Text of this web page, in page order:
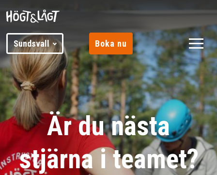
Sundsvall Boka nu
Är du nästa
stjärna i teamet?